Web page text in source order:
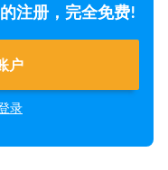
注册，完全免费!
户
录